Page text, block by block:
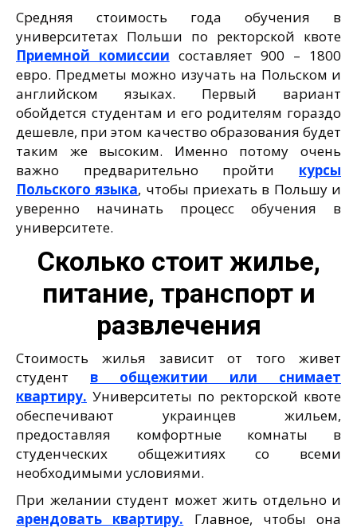
Средняя стоимость года обучения в
университетах Польши по ректорской квоте
Приемной комиссии составляет 900 – 1800
евро. Предметы можно изучать на Польском и
английском языках. Первый вариант
обойдется студентам и его родителям гораздо
дешевле, при этом качество образования будет
таким же высоким. Именно потому очень
важно предварительно пройти курсы
Польского языка, чтобы приехать в Польшу и
уверенно начинать процесс обучения в
университете.
Сколько стоит жилье,
питание, транспорт и
развлечения
Стоимость жилья зависит от того живет
студент в общежитии или снимает
квартиру. Университеты по ректорской квоте
обеспечивают украинцев жильем,
предоставляя комфортные комнаты в
студенческих общежитиях со всеми
необходимыми условиями.
При желании студент может жить отдельно и
арендовать квартиру. Главное, чтобы она